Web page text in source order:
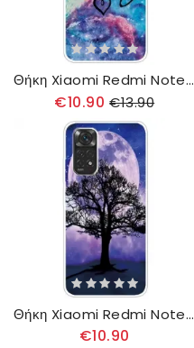
Θήκη Xiaomi Redmi Note 11 / 11S Μην Σταματάς Ποτέ Να Ονειρεύεσαι
€10.90 €13.90
Θήκη Xiaomi Redmi Note 11 / 11S Δέντρο Και Σελήνη
€10.90